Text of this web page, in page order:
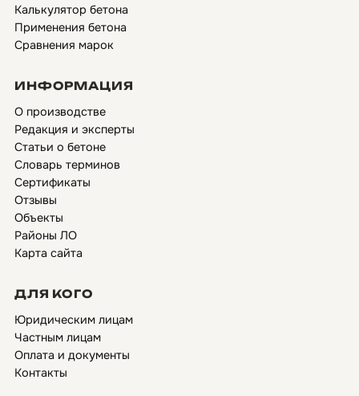
Калькулятор бетона
Применения бетона
Сравнения марок
ИНФОРМАЦИЯ
О производстве
Редакция и эксперты
Статьи о бетоне
Словарь терминов
Сертификаты
Отзывы
Объекты
Районы ЛО
Карта сайта
ДЛЯ КОГО
Юридическим лицам
Частным лицам
Оплата и документы
Контакты